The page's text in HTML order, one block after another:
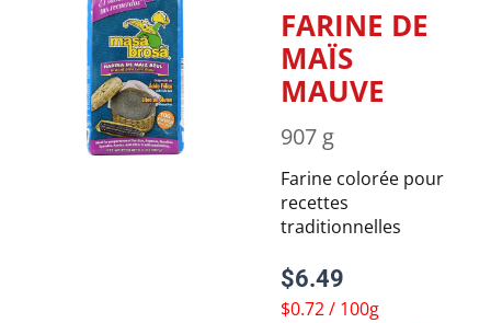
FARINE DE
MAÏS
MAUVE
907 g
Farine colorée pour
recettes
traditionnelles
$6.49
$0.72 / 100g